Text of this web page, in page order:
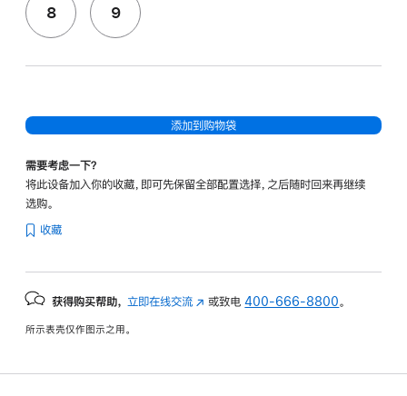
8 9
添加到购物袋
需要考虑一下？
将此设备加入你的收藏，即可先保留全部配置选择，之后随时回来再继续
选购。
收藏
获得购买帮助， 立即在线交流 (在
中
或致电400-666-8800 。
所示表壳仅作图示之用。